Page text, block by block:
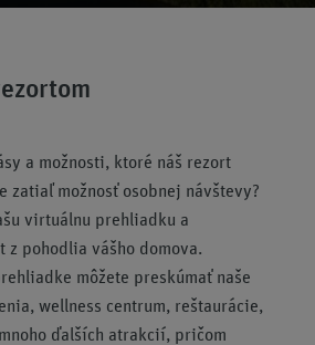
a možnosti, ktoré náš rezort
zatiaľ možnosť osobnej návštevy?
virtuálnu prehliadku a
z pohodlia vášho domova.
môžete preskúmať naše
wellness centrum, reštaurácie,
ďalších atrakcií, pričom